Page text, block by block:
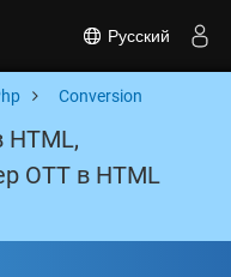
Русский
Conversion
HTML,
OTT в HTML